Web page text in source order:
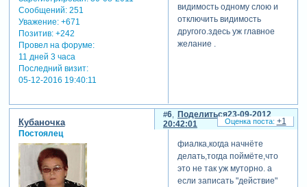
Сообщений:251
Уважение: +671
Позитив: +242
Провел на форуме:
11 дней 3 часа
Последний визит:
05-12-2016 19:40:11
видимость одному слою и
отключить видимость
другого.здесь уж главное
желание .
Поделиться
6
23-09-2012
20:42:01
Кубаночка
Постоялец
фиалка,когда начнёте
делать,тогда поймёте,что
это не так уж муторно. а
если записать "действие"
+1